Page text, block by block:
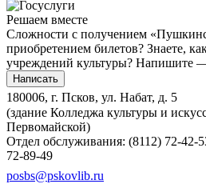
Решаем вместе
Сложности с получением
приобретением билетов? Знаете,
учреждений культуры? Напишите
Написать
180006, г. Псков, ул. Набат, д. 5
(здание Колледжа культуры и
Первомайской)
Отдел обслуживания: (8112) 72-42-
72-89-49
posbs@pskovlib.ru